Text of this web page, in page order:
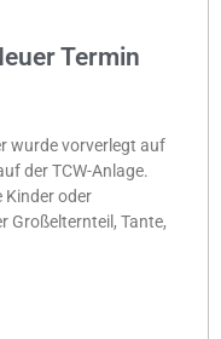
Termin
wurde vorverlegt auf
der TCW-Anlage.
Kinder oder
Großelternteil, Tante,